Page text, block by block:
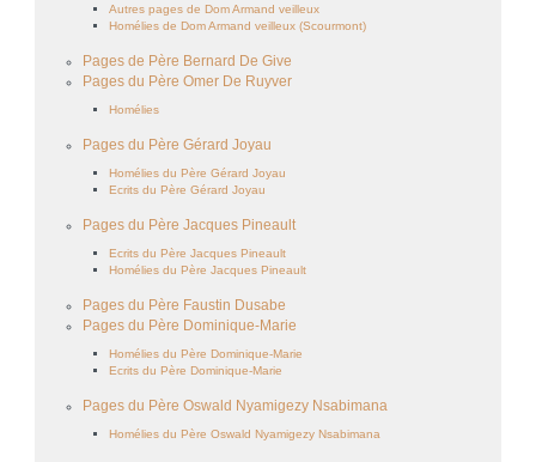
Autres pages de Dom Armand veilleux
Homélies de Dom Armand veilleux (Scourmont)
Pages de Père Bernard De Give
Pages du Père Omer De Ruyver
Homélies
Pages du Père Gérard Joyau
Homélies du Père Gérard Joyau
Ecrits du Père Gérard Joyau
Pages du Père Jacques Pineault
Ecrits du Père Jacques Pineault
Homélies du Père Jacques Pineault
Pages du Père Faustin Dusabe
Pages du Père Dominique-Marie
Homélies du Père Dominique-Marie
Ecrits du Père Dominique-Marie
Pages du Père Oswald Nyamigezy Nsabimana
Homélies du Père Oswald Nyamigezy Nsabimana